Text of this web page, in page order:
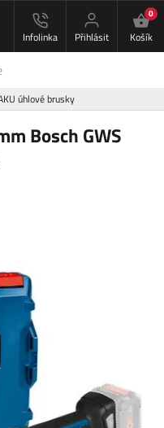
Infolinka Přihlásit
0
Košík
úhlové brusky
Bosch GWS